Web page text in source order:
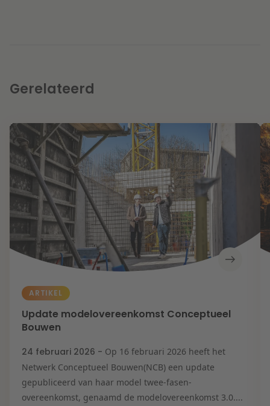
Gerelateerd
ARTIKEL
Update modelovereenkomst Conceptueel
Bouwen
24 februari 2026 - Op 16 februari 2026 heeft het
Netwerk Conceptueel Bouwen(NCB) een update
gepubliceerd van haar model twee-fasen-
overeenkomst, genaamd de modelovereenkomst 3.0....